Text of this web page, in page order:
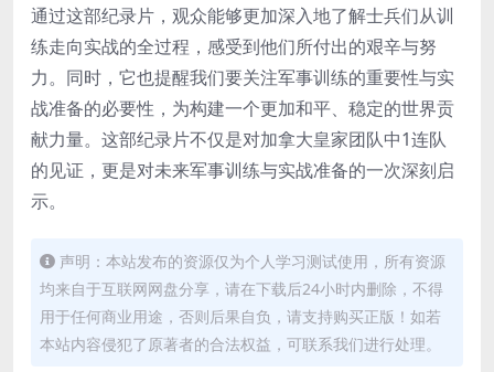
通过这部纪录片，观众能够更加深入地了解士兵们从训
练走向实战的全过程，感受到他们所付出的艰辛与努
力。同时，它也提醒我们要关注军事训练的重要性与实
战准备的必要性，为构建一个更加和平、稳定的世界贡
献力量。这部纪录片不仅是对加拿大皇家团队中1连队
的见证，更是对未来军事训练与实战准备的一次深刻启
示。
声明：本站发布的资源仅为个人学习测试使用，所有资源
均来自于互联网网盘分享，请在下载后24小时内删除，不得
用于任何商业用途，否则后果自负，请支持购买正版！如若
本站内容侵犯了原著者的合法权益，可联系我们进行处理。